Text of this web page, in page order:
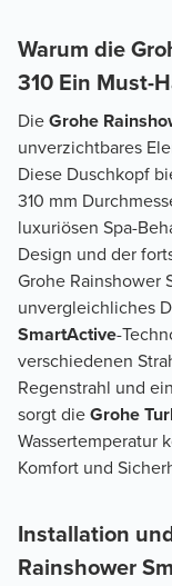
Warum die
310 Ein Must-
DieGrohe
unverzichtbares
Diese Duschkopf
310 mm
luxuriösen Spa-
Design und der
Grohe Rainshower
unvergleichliches
SmartActive-
verschiedenen
Regenstrahl und
sorgt dieGrohe
Wassertemperatur
Komfort und
Installation
Rainshower